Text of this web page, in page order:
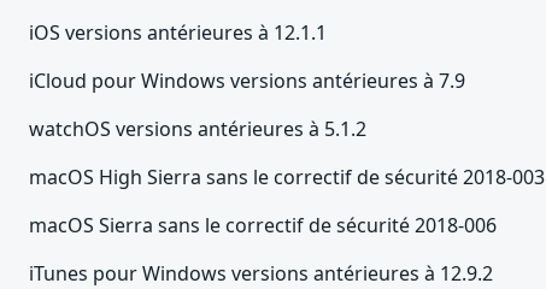
iOS versions antérieures à 12.1.1
iCloud pour Windows versions antérieures à 7.9
watchOS versions antérieures à 5.1.2
macOS High Sierra sans le correctif de sécurité 2018-003
macOS Sierra sans le correctif de sécurité 2018-006
iTunes pour Windows versions antérieures à 12.9.2